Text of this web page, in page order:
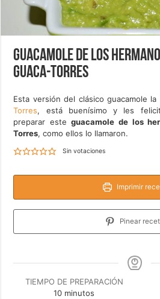
Guacamole de los
Guaca-Torres
Esta versión del clásico guacamole la
Torres, está buenísimo y les
preparar esteguacamole de los
Torres, como ellos lo llamaron.
Sin votaciones
Imprimir
Pinear
TIEMPO DE PREPARACIÓN
10minutos
minutos